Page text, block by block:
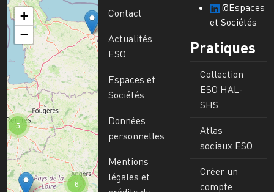
6
5
+
−
Contact
Actualités
ESO
Espaces et
Sociétés
Données
personnelles
Mentions
légales et
@Espaces
et Sociétés
Pratiques
Collection
ESO HAL-
SHS
Atlas
sociaux ESO
Créer un
compte